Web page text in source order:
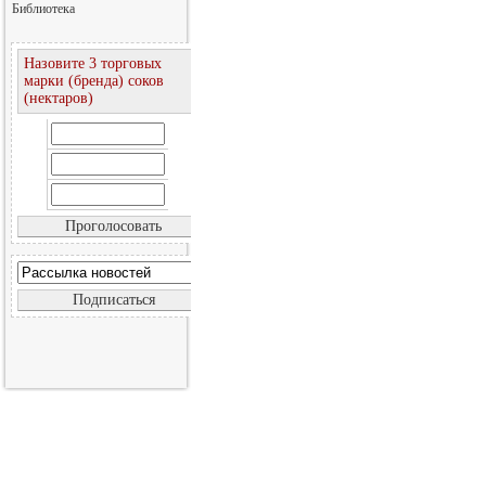
Библиотека
Назовите 3 торговых
марки (бренда) соков
(нектаров)